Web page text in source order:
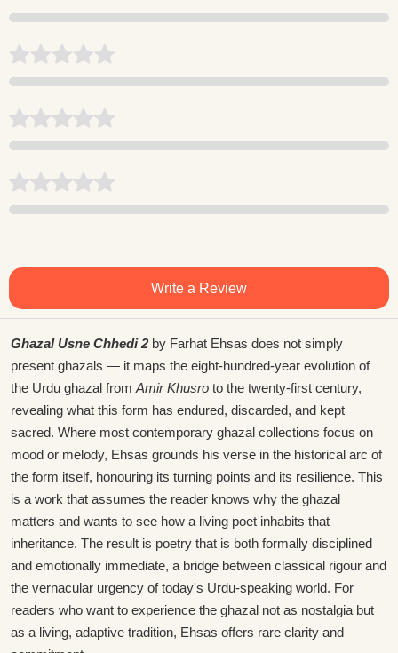
Write a Review
Ghazal Usne Chhedi 2by Farhat Ehsas does not simply
present ghazals — it maps the eight-hundred-year evolution of
the Urdu ghazal from Amir Khusro to the twenty-first century,
revealing what this form has endured, discarded, and kept
sacred. Where most contemporary ghazal collections focus on
mood or melody, Ehsas grounds his verse in the historical arc of
the form itself, honouring its turning points and its resilience. This
is a work that assumes the reader knows why the ghazal
matters and wants to see how a living poet inhabits that
inheritance. The result is poetry that is both formally disciplined
and emotionally immediate, a bridge between classical rigour and
the vernacular urgency of today's Urdu-speaking world. For
readers who want to experience the ghazal not as nostalgia but
as a living, adaptive tradition, Ehsas offers rare clarity and